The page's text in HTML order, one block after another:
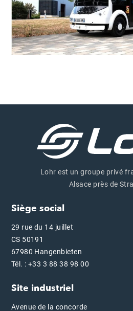
Lohr est un groupe privé
Alsace près de
Siège social
29 rue du 14 juillet
CS 50191
67980 Hangenbieten
Tél. : +33 3 88 38 98 00
Site industriel
Avenue de la concorde